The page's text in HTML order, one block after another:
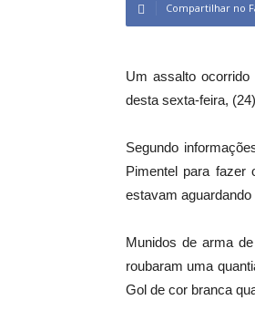
Compartilhar no
Um assalto
desta sexta-feira,
Segundo
Pimentel para fazer
estavam
Munidos de arma
roubaram uma
Gol de cor branca